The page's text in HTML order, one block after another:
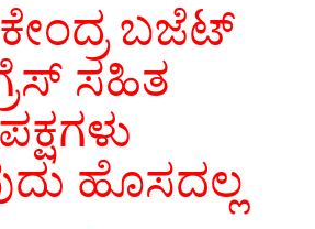
ಬಜೆಟ್
ಸಹಿತ
ಹೊಸದಲ್ಲ